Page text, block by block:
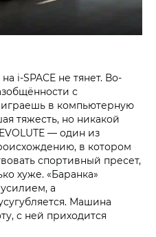
i‑SPACE не тянет. Во-
с
в компьютерную
тяжесть, но никакой
— один из
в котором
спортивный пресет,
хуже. «Баранка»
а
Машина
с ней приходится